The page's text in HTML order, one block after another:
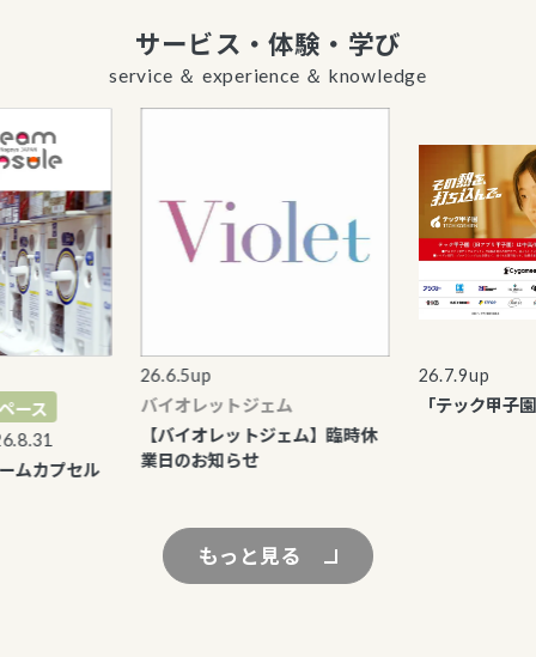
サービス・体験・学び
service ＆ experience ＆ knowledge
プセル
26.6.5up
バイオレットジェム
【バイオレットジェム】臨時休
業日のお知らせ
26.7.9up
「テック甲子園」
もっと見る